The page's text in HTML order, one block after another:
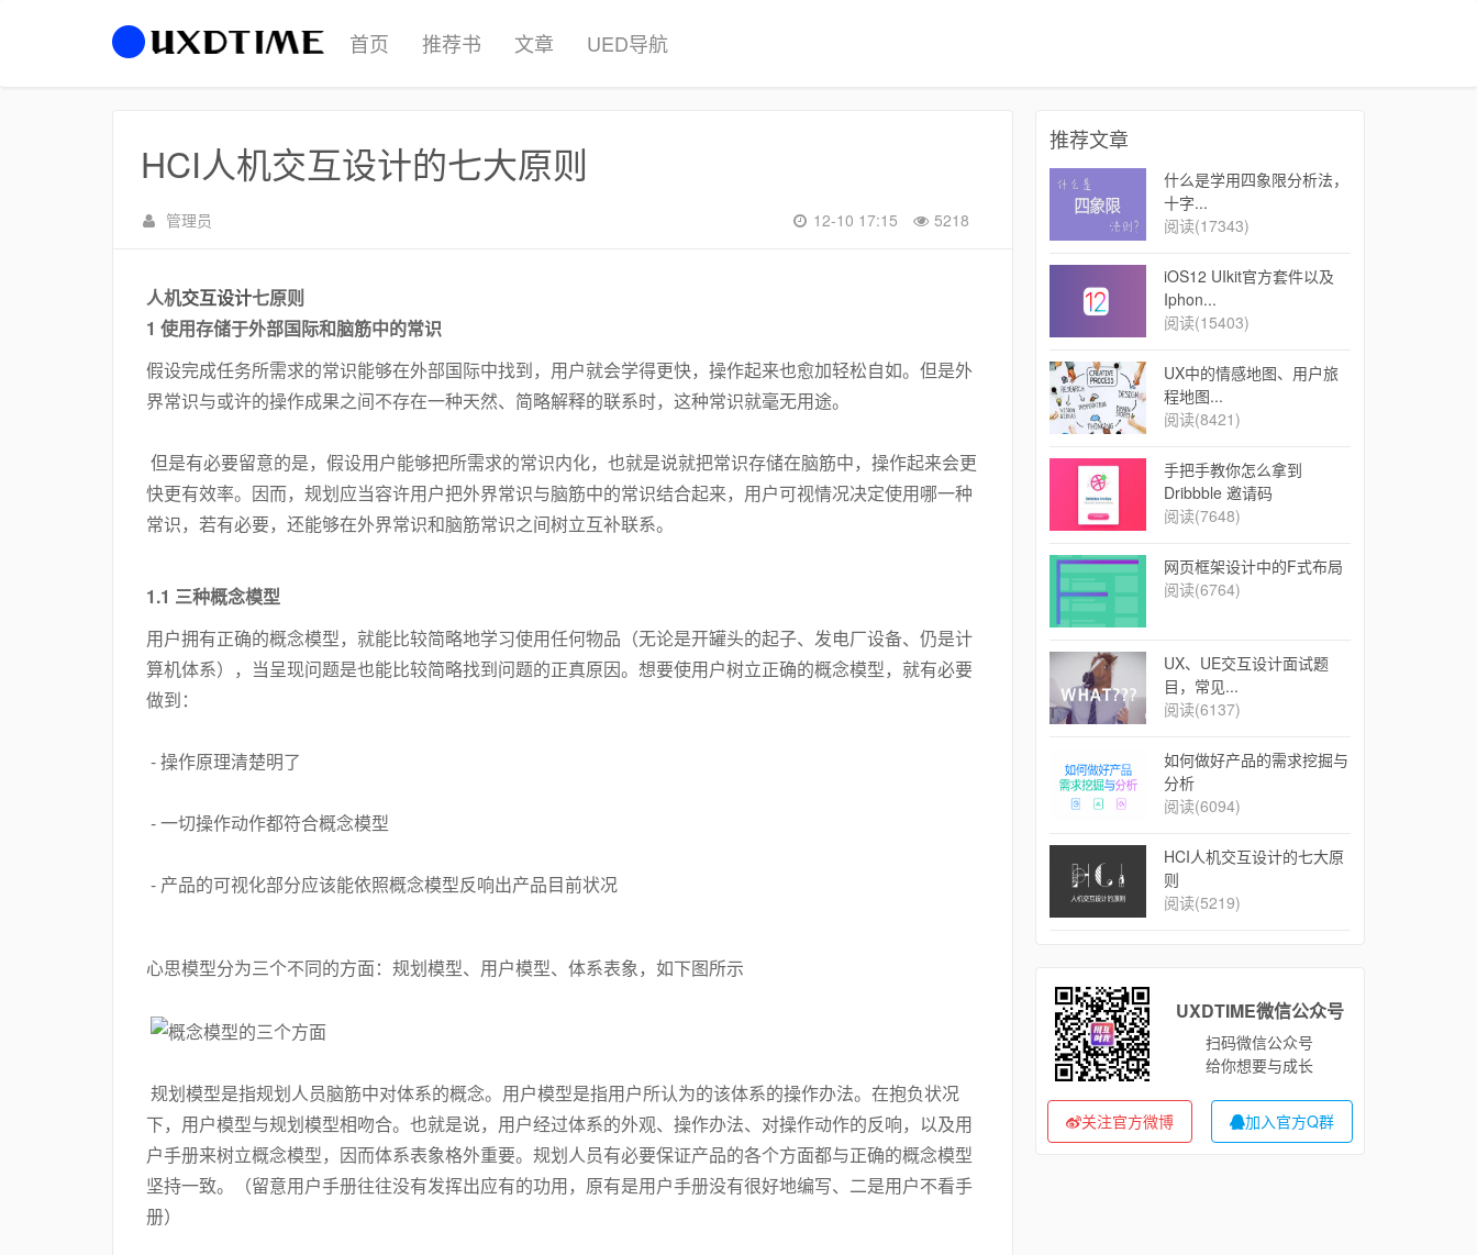
首页 推荐书 文章 UED导航
​HCI人机交互设计的七大原则
管理员 5218
12-10 17:15
人机交互设计七原则
1 使用存储于外部国际和脑筋中的常识
假设完成任务所需求的常识能够在外部国际中找到，用户就会学得更快，操作起来也愈加轻松自如。但是外
界常识与或许的操作成果之间不存在一种天然、简略解释的联系时，这种常识就毫无用途。
但是有必要留意的是，假设用户能够把所需求的常识内化，也就是说就把常识存储在脑筋中，操作起来会更
快更有效率。因而，规划应当容许用户把外界常识与脑筋中的常识结合起来，用户可视情况决定使用哪一种
常识，若有必要，还能够在外界常识和脑筋常识之间树立互补联系。
1.1 三种概念模型
用户拥有正确的概念模型，就能比较简略地学习使用任何物品（无论是开罐头的起子、发电厂设备、仍是计
算机体系），当呈现问题是也能比较简略找到问题的正真原因。想要使用户树立正确的概念模型，就有必要
做到：
- 操作原理清楚明了
- 一切操作动作都符合概念模型
- 产品的可视化部分应该能依照概念模型反响出产品目前状况
心思模型分为三个不同的方面：规划模型、用户模型、体系表象，如下图所示
规划模型是指规划人员脑筋中对体系的概念。用户模型是指用户所认为的该体系的操作办法。在抱负状况
下，用户模型与规划模型相吻合。也就是说，用户经过体系的外观、操作办法、对操作动作的反响，以及用
户手册来树立概念模型，因而体系表象格外重要。规划人员有必要保证产品的各个方面都与正确的概念模型
坚持一致。（留意用户手册往往没有发挥出应有的功用，原有是用户手册没有很好地编写、二是用户不看手
册）
推荐文章
什么是学用四象限分析法，
十字...
阅读(17343)
iOS12 UIkit官方套件以及
Iphon...
阅读(15403)
UX中的情感地图、用户旅
程地图...
阅读(8421)
手把手教你怎么拿到
Dribbble 邀请码
阅读(7648)
网页框架设计中的F式布局
阅读(6764)
UX、UE交互设计面试题
目，常见...
阅读(6137)
如何做好产品的需求挖掘与
分析
阅读(6094)
​HCI人机交互设计的七大原
则
阅读(5219)
UXDTIME微信公众号
扫码微信公众号
给你想要与成长
关注官方微博 加入官方Q群